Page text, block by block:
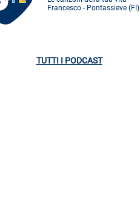
Francesco - Pontassieve (FI)
TUTTI I PODCAST